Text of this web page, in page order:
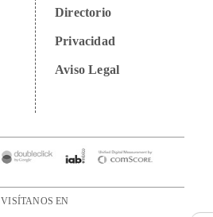
Directorio
Privacidad
Aviso Legal
VISÍTANOS EN